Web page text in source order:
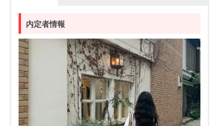
内定者情報